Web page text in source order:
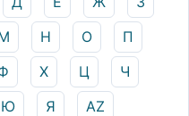
Н О
П
Х Ц
Ч
Ю Я AZ